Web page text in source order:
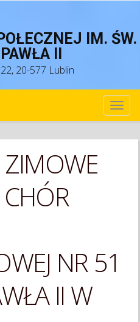
IM. ŚW.
II
20-577 Lublin
NR 51
II W